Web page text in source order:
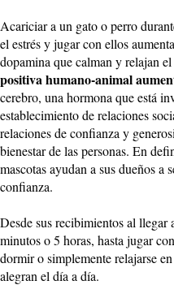
Acariciar a un gato o perro
el estrés y jugar con ellos
dopamina que calman y relajan
positiva humano-animal
cerebro, una hormona que está
establecimiento de relaciones
relaciones de confianza y
bienestar de las personas. En
mascotas ayudan a sus dueños a
confianza.
Desde sus recibimientos al llegar
minutos o 5 horas, hasta jugar
dormir o simplemente relajarse
alegran el día a día.